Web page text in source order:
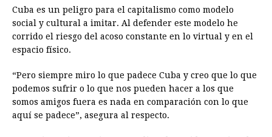
Cuba es un peligro para el capitalismo como modelo
social y cultural a imitar. Al defender este modelo he
corrido el riesgo del acoso constante en lo virtual y en el
espacio físico.
“Pero siempre miro lo que padece Cuba y creo que lo que
podemos sufrir o lo que nos pueden hacer a los que
somos amigos fuera es nada en comparación con lo que
aquí se padece”, asegura al respecto.